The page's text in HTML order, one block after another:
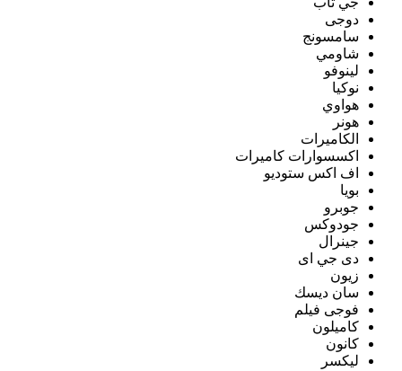
دوجى
سامسونج
شاومي
لينوفو
نوكيا
هواوي
هونر
الكاميرات
اكسسوارات كاميرات
اف اكس ستوديو
بويا
جوبرو
جودوكس
جينرال
دى جي اى
زيون
سان ديسك
فوجى فيلم
كاميلون
كانون
ليكسر